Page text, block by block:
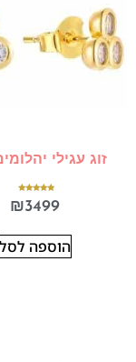
זוג עגילי
5.00
מתוך 5 ₪3499
הוספה לסל